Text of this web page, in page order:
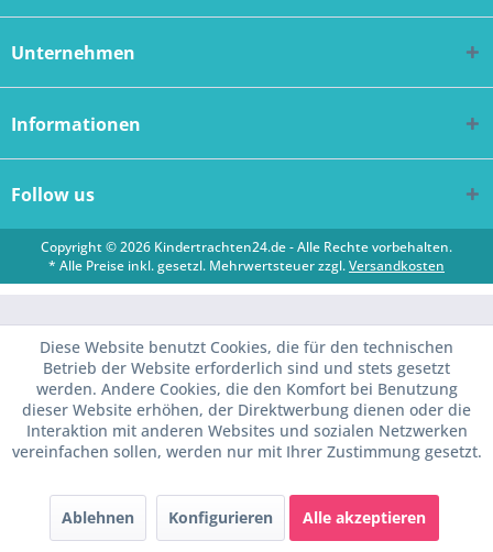
Unternehmen
Informationen
Follow us
Copyright © 2026 Kindertrachten24.de - Alle Rechte vorbehalten.
* Alle Preise inkl. gesetzl. Mehrwertsteuer zzgl.Versandkosten
Diese Website benutzt Cookies, die für den technischen
Betrieb der Website erforderlich sind und stets gesetzt
werden. Andere Cookies, die den Komfort bei Benutzung
dieser Website erhöhen, der Direktwerbung dienen oder die
Interaktion mit anderen Websites und sozialen Netzwerken
vereinfachen sollen, werden nur mit Ihrer Zustimmung gesetzt.
Ablehnen Konfigurieren Alle akzeptieren